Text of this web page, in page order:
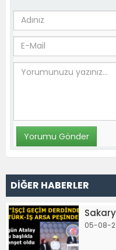
DİĞER HABERLER
05-08-